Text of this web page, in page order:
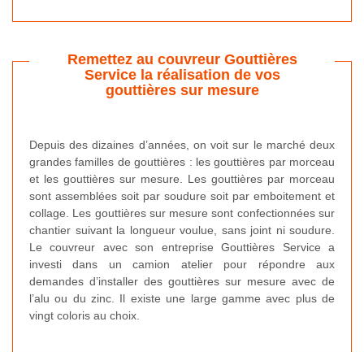
Remettez au couvreur Gouttières
Service la réalisation de vos
gouttières sur mesure
Depuis des dizaines d’années, on voit sur le marché deux
grandes familles de gouttières : les gouttières par morceau
et les gouttières sur mesure. Les gouttières par morceau
sont assemblées soit par soudure soit par emboitement et
collage. Les gouttières sur mesure sont confectionnées sur
chantier suivant la longueur voulue, sans joint ni soudure.
Le couvreur avec son entreprise Gouttières Service a
investi dans un camion atelier pour répondre aux
demandes d’installer des gouttières sur mesure avec de
l’alu ou du zinc. Il existe une large gamme avec plus de
vingt coloris au choix.